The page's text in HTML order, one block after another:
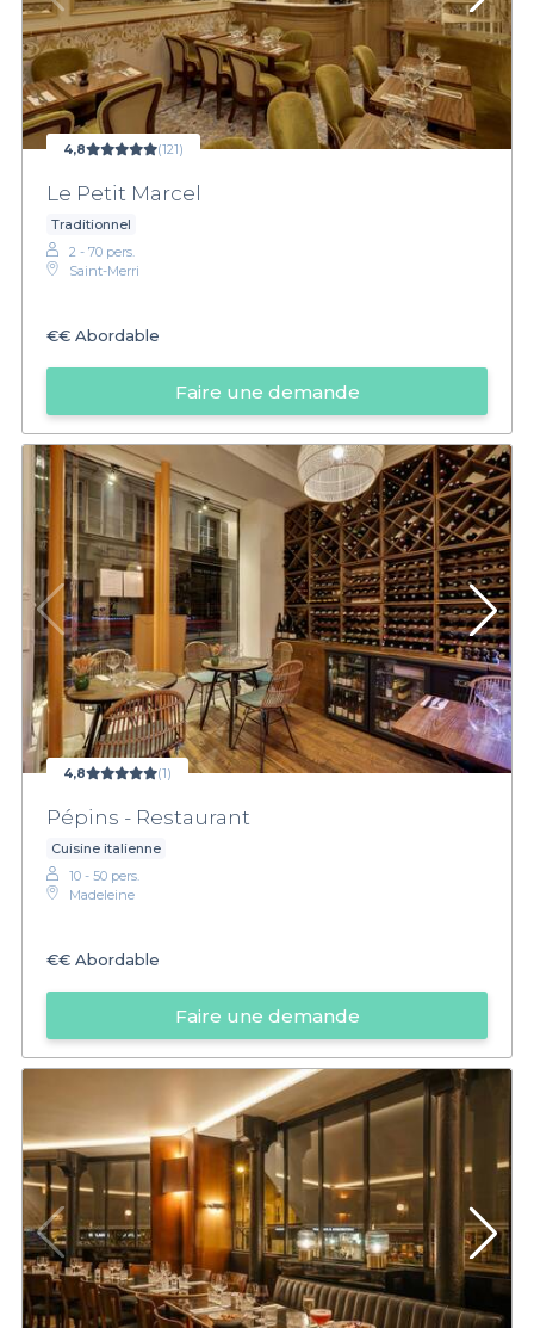
4,8 (121)
Le Petit Marcel
Traditionnel
2 - 70 pers.
Saint-Merri
€€ Abordable
Faire une demande
4,8 (1)
Pépins - Restaurant
Cuisine italienne
10 - 50 pers.
Madeleine
€€ Abordable
Faire une demande